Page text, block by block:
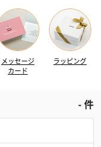
メッセージ
カード
ラッピング
-件